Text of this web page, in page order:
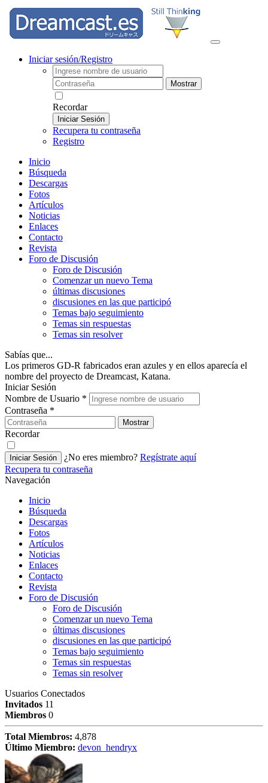
Iniciar sesión/Registro
Mostrar
Recordar
Iniciar Sesión
Recupera tu contraseña
Registro
Inicio
Búsqueda
Descargas
Fotos
Artículos
Noticias
Enlaces
Contacto
Revista
Foro de Discusión
Foro de Discusión
Comenzar un nuevo Tema
últimas discusiones
discusiones en las que participó
Temas bajo seguimiento
Temas sin respuestas
Temas sin resolver
Sabías que...
Los primeros GD-R fabricados eran azules y en ellos aparecía el
nombre del proyecto de Dreamcast, Katana.
Iniciar Sesión
Nombre de Usuario *
Contraseña *
Mostrar
Recordar
Iniciar Sesión ¿No eres miembro? Regístrate aquí
Recupera tu contraseña
Navegación
Inicio
Búsqueda
Descargas
Fotos
Artículos
Noticias
Enlaces
Contacto
Revista
Foro de Discusión
Foro de Discusión
Comenzar un nuevo Tema
últimas discusiones
discusiones en las que participó
Temas bajo seguimiento
Temas sin respuestas
Temas sin resolver
Usuarios Conectados
Invitados 11
Miembros 0
Total Miembros: 4,878
Último Miembro: devon_hendryx